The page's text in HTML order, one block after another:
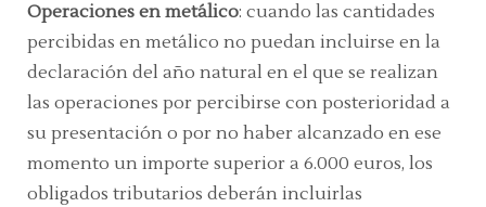
Operaciones en metálico: cuando las cantidades
percibidas en metálico no puedan incluirse en la
declaración del año natural en el que se realizan
las operaciones por percibirse con posterioridad a
su presentación o por no haber alcanzado en ese
momento un importe superior a 6.000 euros, los
obligados tributarios deberán incluirlas